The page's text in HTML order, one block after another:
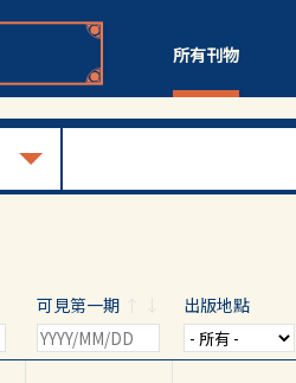
所有刊物
可見第一期 ↑ ↓ 出版地點